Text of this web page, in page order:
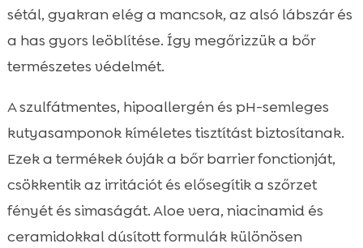
sétál, gyakran elég a mancsok, az alsó lábszár és
a has gyors leöblítése. Így megőrizzük a bőr
természetes védelmét.
A szulfátmentes, hipoallergén és pH-semleges
kutyasamponok kíméletes tisztítást biztosítanak.
Ezek a termékek óvják a bőr barrier fonctionját,
csökkentik az irritációt és elősegítik a szőrzet
fényét és simaságát. Aloe vera, niacinamid és
ceramidokkal dúsított formulák különösen